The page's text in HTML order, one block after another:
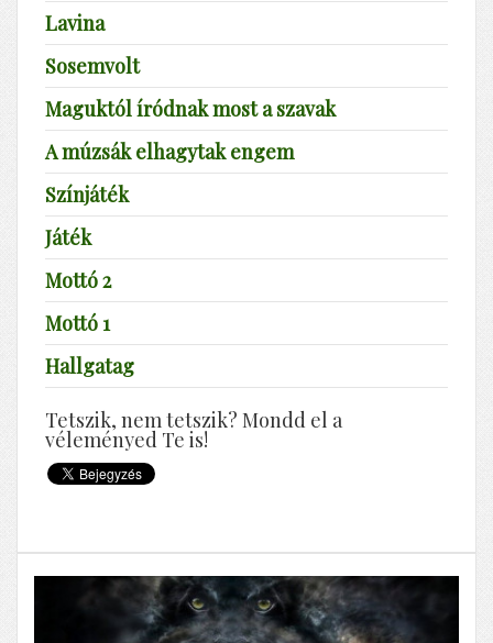
Lavina
Sosemvolt
Maguktól íródnak most a szavak
A múzsák elhagytak engem
Színjáték
Játék
Mottó 2
Mottó 1
Hallgatag
Tetszik, nem tetszik? Mondd el a
véleményed Te is!
A halott ember rózsája élni akar